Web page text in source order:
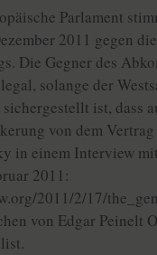
Parlament
2011 gegen
Die Gegner des
solange der
ist, dass
von dem
in einem Interview
2011:
2011/2/17/
von Edgar Peinelt